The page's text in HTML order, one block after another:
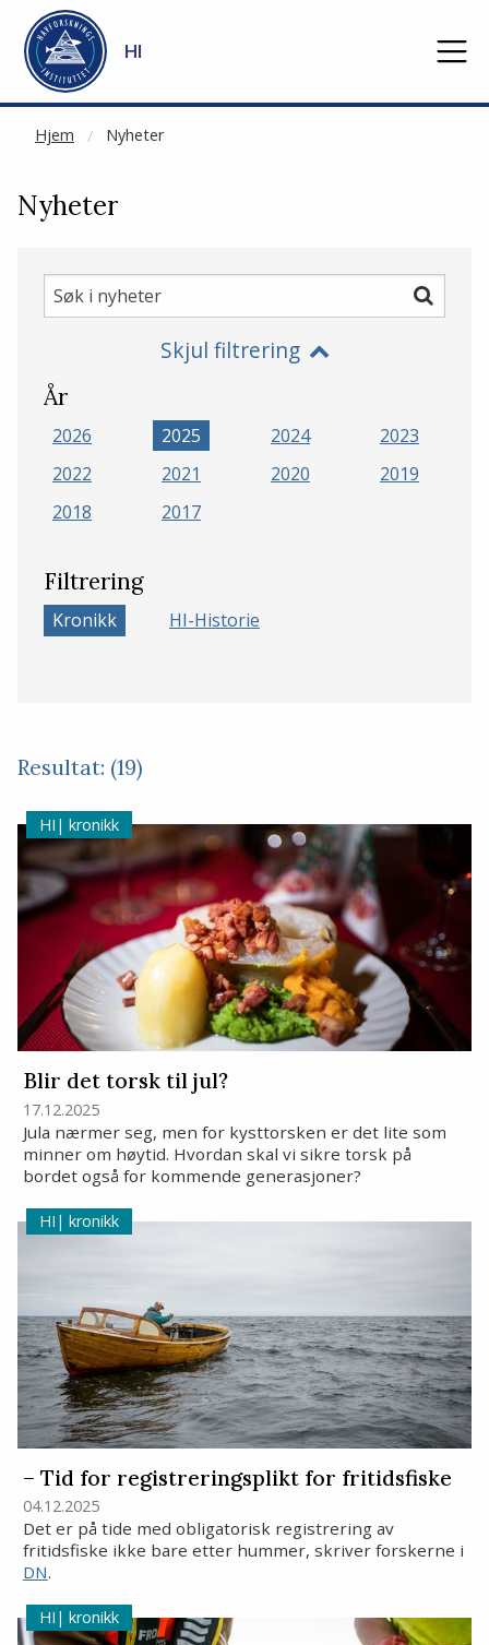
Gå til hovedinnhold
HI
Hjem Nyheter
NOT CACHED
Nyheter
Søk
i
Søk
Skjul filtrering
År
2026 2025 2024
2023
2022
2021 2020
2019
2018
2017
Filtrering
Kronikk HI-Historie
Resultat: (19)
kronikk
Blir det torsk til jul?
17.12.2025
Jula nærmer seg, men for kysttorsken er det lite som
minner om høytid. Hvordan skal vi sikre torsk på
bordet også for kommende generasjoner?
kronikk
– Tid for registreringsplikt for fritidsfiske
04.12.2025
Det er på tide med obligatorisk registrering av
fritidsfiske ikke bare etter hummer, skriver forskerne i
DN.
kronikk